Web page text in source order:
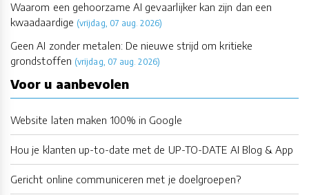
Waarom een gehoorzame AI gevaarlijker kan zijn dan een
kwaadaardige (vrijdag, 07 aug. 2026)
Geen AI zonder metalen: De nieuwe strijd om kritieke
grondstoffen (vrijdag, 07 aug. 2026)
Voor u aanbevolen
Website laten maken 100% in Google
Hou je klanten up-to-date met de UP-TO-DATE AI Blog & App
Gericht online communiceren met je doelgroepen?